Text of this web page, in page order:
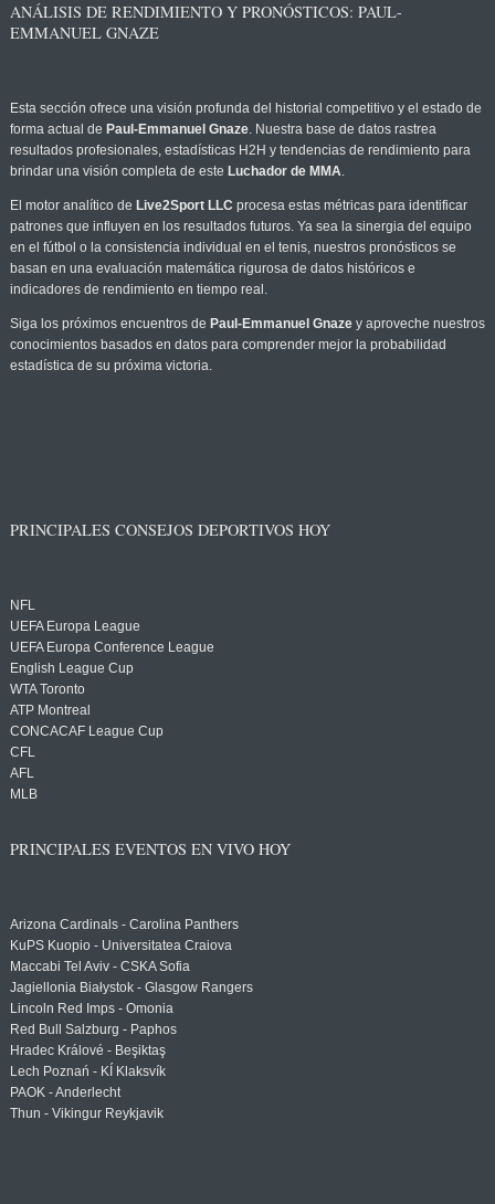
ANÁLISIS DE RENDIMIENTO Y PRONÓSTICOS: PAUL-
EMMANUEL GNAZE
Esta sección ofrece una visión profunda del historial competitivo y el estado de
forma actual de Paul-Emmanuel Gnaze. Nuestra base de datos rastrea
resultados profesionales, estadísticas H2H y tendencias de rendimiento para
brindar una visión completa de este Luchador de MMA.
El motor analítico de Live2Sport LLC procesa estas métricas para identificar
patrones que influyen en los resultados futuros. Ya sea la sinergia del equipo
en el fútbol o la consistencia individual en el tenis, nuestros pronósticos se
basan en una evaluación matemática rigurosa de datos históricos e
indicadores de rendimiento en tiempo real.
Siga los próximos encuentros de Paul-Emmanuel Gnazey aproveche nuestros
conocimientos basados en datos para comprender mejor la probabilidad
estadística de su próxima victoria.
PRINCIPALES CONSEJOS DEPORTIVOS HOY
NFL
UEFA Europa League
UEFA Europa Conference League
English League Cup
WTA Toronto
ATP Montreal
CONCACAF League Cup
CFL
AFL
MLB
PRINCIPALES EVENTOS EN VIVO HOY
Arizona Cardinals - Carolina Panthers
KuPS Kuopio - Universitatea Craiova
Maccabi Tel Aviv - CSKA Sofia
Jagiellonia Białystok - Glasgow Rangers
Lincoln Red Imps - Omonia
Red Bull Salzburg - Paphos
Hradec Králové - Beşiktaş
Lech Poznań - KÍ Klaksvík
PAOK - Anderlecht
Thun - Vikingur Reykjavik